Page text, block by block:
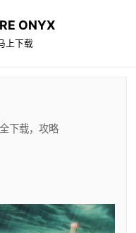
ONYX
上下载
下载，攻略